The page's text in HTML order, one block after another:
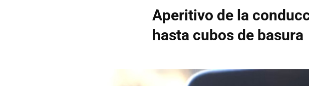
Aperitivo de la
hasta cubos de basura